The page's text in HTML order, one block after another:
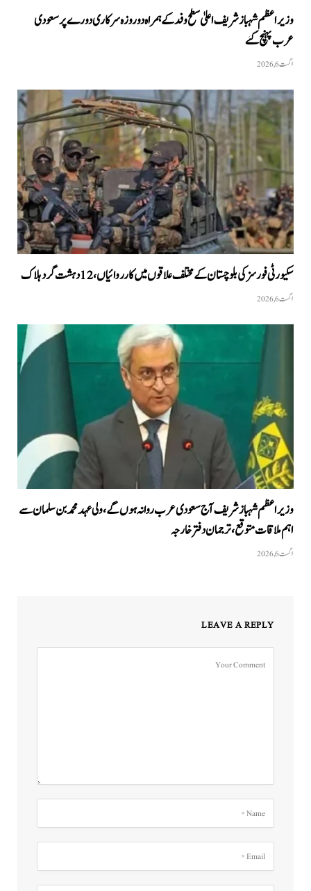
وزیراعظم شہبازشریف اعلیٰ سطح وفد کے ہمراہ دو روزه سرکاری دورے پر سعودی
عرب پہنچ گئے
اگست 6, 2026
سکیورٹی فورسز کی بلوچستان کے مختلف علاقوں میں کارروائیاں ، 12 دہشت گرد ہلاک
اگست 6, 2026
وزیراعظم شہباز شریف آج سعودی عرب روانہ ہوں گے، ولی عہد محمد بن سلمان سے
اہم ملاقات متوقع، ترجمان دفتر خارجہ
اگست 6, 2026
LEAVE A REPLY